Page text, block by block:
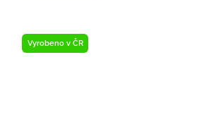
Vyrobeno v ČR